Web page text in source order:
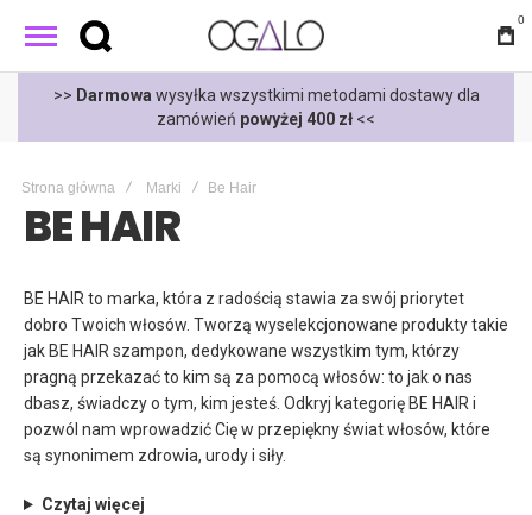
0
>> Darmowa wysyłka wszystkimi metodami dostawy dla
zamówień powyżej 400 zł <<
Strona główna Marki Be Hair
BE HAIR
BE HAIR to marka, która z radością stawia za swój priorytet
dobro Twoich włosów. Tworzą wyselekcjonowane produkty takie
jak BE HAIR szampon, dedykowane wszystkim tym, którzy
pragną przekazać to kim są za pomocą włosów: to jak o nas
dbasz, świadczy o tym, kim jesteś. Odkryj kategorię BE HAIR i
pozwól nam wprowadzić Cię w przepiękny świat włosów, które
są synonimem zdrowia, urody i siły.
Czytaj więcej